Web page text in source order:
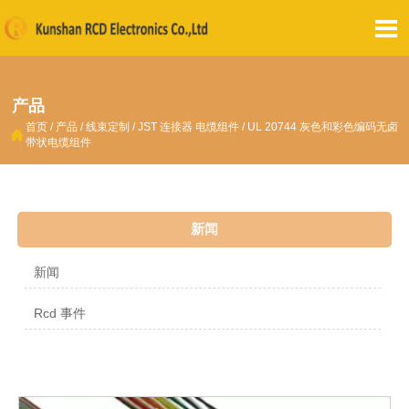

产品
 首页 / 产品 /线束定制 /JST 连接器 电缆组件 / UL 20744 灰色和彩色编码无卤
带状电缆组件
新闻
新闻
Rcd 事件